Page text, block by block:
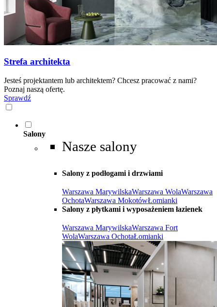
Strefa architekta
Jesteś projektantem lub architektem? Chcesz pracować z nami?
Poznaj naszą ofertę.
Sprawdź
Salony
Nasze salony
Salony z podłogami i drzwiami
Warszawa MarywilskaWarszawa WolaWarszawa
OchotaWarszawa MokotówŁomianki
Salony z płytkami i wyposażeniem łazienek
Warszawa MarywilskaWarszawa Fort
WolaWarszawa OchotaŁomianki